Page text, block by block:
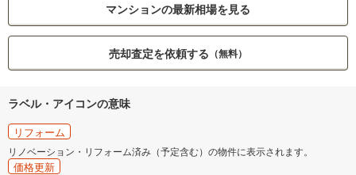
マンションの最新相場を見る
売却査定を依頼する （無料）
ラベル・アイコンの意味
リフォーム
リノベーション・リフォーム済み（予定含む）の物件に表示されます。
価格更新